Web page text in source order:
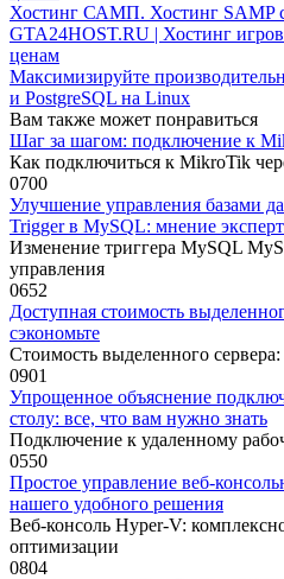
Хостинг САМП. Хостинг SAMP
GTA24HOST.RU | Хостинг
ценам
Максимизируйте
и PostgreSQL на Linux
Вам также может понравиться
Шаг за шагом: подключение к
Как подключиться к MikroTik
0700
Улучшение управления базами
Trigger в MySQL: мнение
Изменение триггера MySQL
управления
0652
Доступная стоимость
сэкономьте
Стоимость выделенного
0901
Упрощенное объяснение
столу: все, что вам нужно знать
Подключение к удаленному
0550
Простое управление веб-
нашего удобного решения
Веб-консоль Hyper-V:
оптимизации
0804